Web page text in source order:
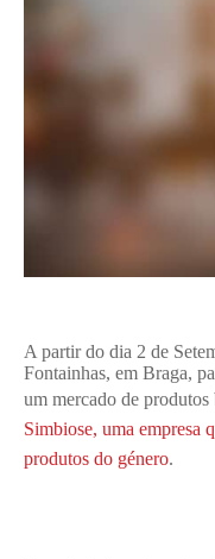
A partir do dia 2 de
Fontainhas, em Braga,
um mercado de
Simbiose, uma empresa
produtos do género.